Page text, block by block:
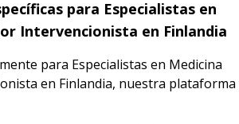
para Especialistas en
Intervencionista en Finlandia
para Especialistas en Medicina
en Finlandia, nuestra plataforma